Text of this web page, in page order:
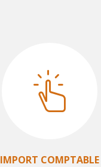
IMPORT COMPTABLE